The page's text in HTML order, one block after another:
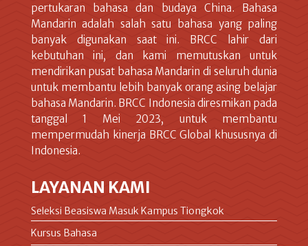
pertukaran bahasa dan budaya China. Bahasa
Mandarin adalah salah satu bahasa yang paling
banyak digunakan saat ini. BRCC lahir dari
kebutuhan ini, dan kami memutuskan untuk
mendirikan pusat bahasa Mandarin di seluruh dunia
untuk membantu lebih banyak orang asing belajar
bahasa Mandarin. BRCC Indonesia diresmikan pada
tanggal 1 Mei 2023, untuk membantu
mempermudah kinerja BRCC Global khususnya di
Indonesia.
LAYANAN KAMI
Seleksi Beasiswa Masuk Kampus Tiongkok
Kursus Bahasa